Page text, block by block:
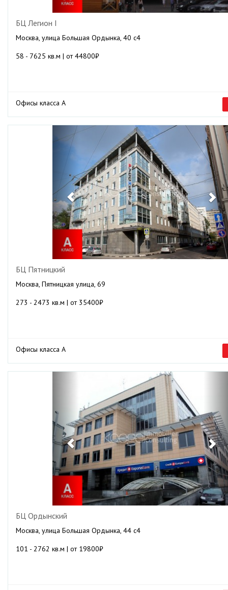
БЦ Легион I
Москва, улица Большая Ордынка, 40 с4
58 - 7625 кв.м | от 44800₽
Офисы класса А
Previous
БЦ Пятницкий
Москва, Пятницкая улица, 69
273 - 2473 кв.м | от 35400₽
Офисы класса А
БЦ Ордынский
Москва, улица Большая Ордынка, 44 с4
101 - 2762 кв.м | от 19800₽